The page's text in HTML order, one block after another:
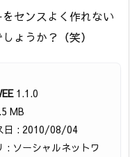
センスよく作れない
ょうか？（笑）
1.1.0
MB
日 : 2010/08/04
: ソーシャルネットワ